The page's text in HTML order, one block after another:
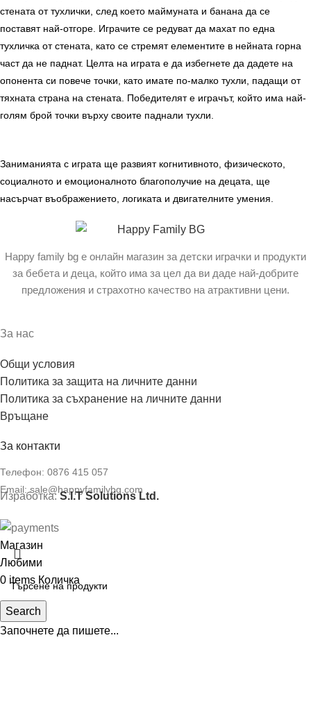
стената от тухлички, след което маймуната и банана да се
поставят най-отгоре. Играчите се редуват да махат по една
тухличка от стената, като се стремят елементите в нейната горна
част да не паднат. Целта на играта е да избегнете да дадете на
опонента си повече точки, като имате по-малко тухли, падащи от
тяхната страна на стената. Победителят е играчът, който има най-
голям брой точки върху своите паднали тухли.
Заниманията с играта ще развият когнитивното, физическото,
социалното и емоционалното благополучие на децата, ще
насърчат въображението, логиката и двигателните умения.
Happy family bg е онлайн магазин за детски играчки и продукти
за бебета и деца, който има за цел да ви даде най-добрите
предложения и страхотно качество на атрактивни цени.
За нас
Общи условия
Политика за защита на личните данни
Политика за съхранение на личните данни
Връщане
За контакти
Телефон: 0876 415 057
Email:sale@happyfamilybg.com
Изработка:S.I.T Solutions Ltd.
Search
Започнете да пишете...
Магазин
Любими
0 items Количка